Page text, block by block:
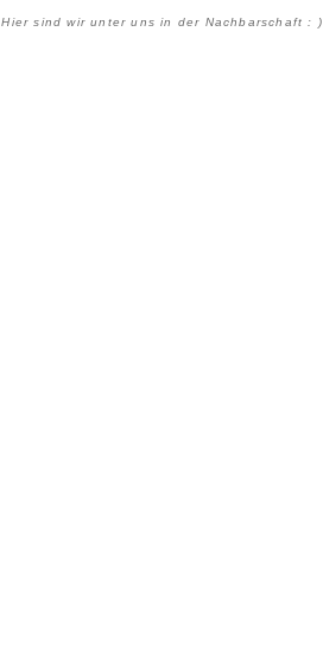
Hier sind wir unter uns in der Nachbarschaft : )